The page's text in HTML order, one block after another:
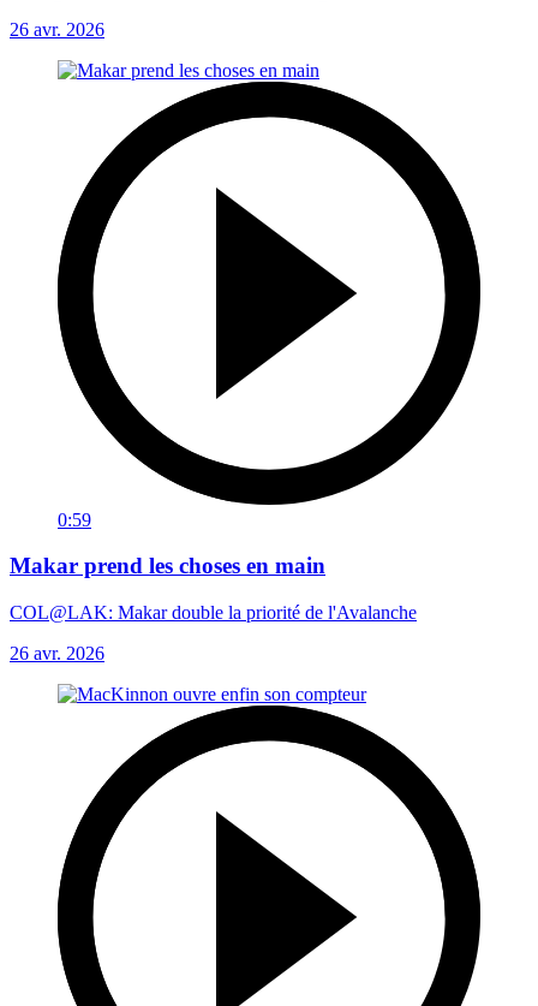
26 avr. 2026
0:59
Makar prend les choses en main
COL@LAK: Makar double la priorité de l'Avalanche
26 avr. 2026